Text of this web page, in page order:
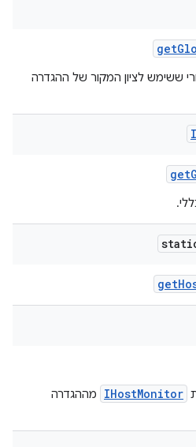
get
ששימש לציון המקור של ההגדרה
get
get
IHostMonitor
מההגדרה